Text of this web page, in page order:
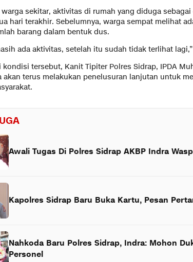
warga sekitar, aktivitas di rumah yang diduga
hari terakhir. Sebelumnya, warga sempat melihat
barang dalam bentuk dus.
ada aktivitas, setelah itu sudah tidak terlihat
tersebut, Kanit Tipiter Polres Sidrap, IPDA
akan terus melakukan penelusuran lanjutan untuk
Awali Tugas Di Polres Sidrap AKBP Indra
Kapolres Sidrap Baru Buka Kartu, Pesan
Nahkoda Baru Polres Sidrap, Indra: Mohon
Personel